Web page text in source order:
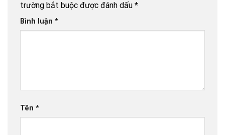
trường bắt buộc được đánh dấu *
Bình luận *
Tên *